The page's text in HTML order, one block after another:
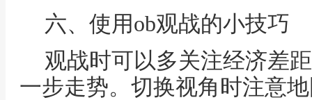
六、使用ob观战的小技巧
观战时可以多关注经济差
一步走势。切换视角时注意